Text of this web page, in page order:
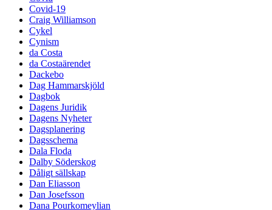
Covid-19
Craig Williamson
Cykel
Cynism
da Costa
da Costaärendet
Dackebo
Dag Hammarskjöld
Dagbok
Dagens Juridik
Dagens Nyheter
Dagsplanering
Dagsschema
Dala Floda
Dalby Söderskog
Dåligt sällskap
Dan Eliasson
Dan Josefsson
Dana Pourkomeylian